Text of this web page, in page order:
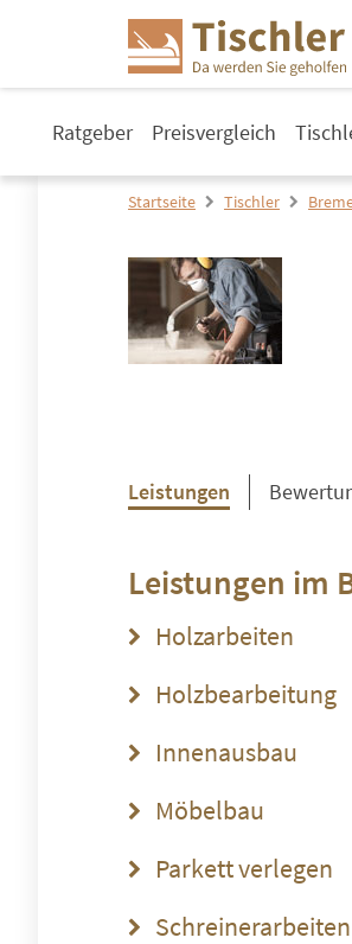
Ratgeber Preisvergleich
Startseite Tischler
Leistungen
Leistungen im
Holzarbeiten
Holzbearbeitung
Innenausbau
Möbelbau
Parkett verlegen
Schreinerarbeiten